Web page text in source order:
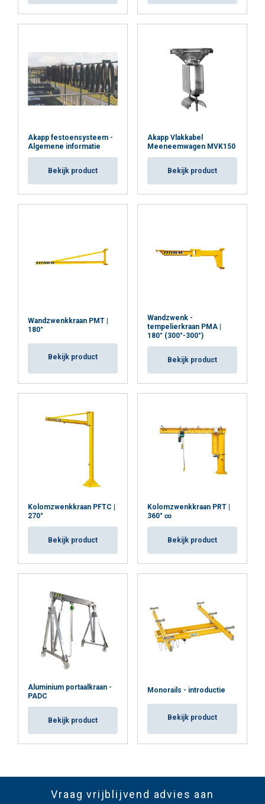
Markering:
Akapp festoensysteem -
Algemene informatie
Bekijk product
Akapp Vlakkabel
Meeneemwagen MVK150
Bekijk product
Wandzwenkkraan PMT |
180°
Bekijk product
Wandzwenk -
tempelierkraan PMA |
180° (300°-300°)
Bekijk product
Kolomzwenkkraan PFTC |
270°
Bekijk product
Kolomzwenkkraan PRT |
360° ∞
Bekijk product
Aluminium portaalkraan -
PADC
Bekijk product
Monorails - introductie
Bekijk product
Vraag vrijblijvend advies aan